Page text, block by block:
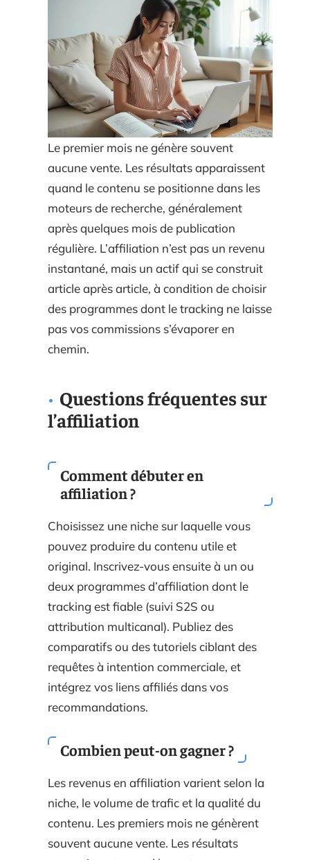
Le premier mois ne génère souvent
aucune vente. Les résultats apparaissent
quand le contenu se positionne dans les
moteurs de recherche, généralement
après quelques mois de publication
régulière. L’affiliation n’est pas un revenu
instantané, mais un actif qui se construit
article après article, à condition de choisir
des programmes dont le tracking ne laisse
pas vos commissions s’évaporer en
chemin.
Questions fréquentes sur
l’affiliation
Comment débuter en
affiliation ?
Choisissez une niche sur laquelle vous
pouvez produire du contenu utile et
original. Inscrivez-vous ensuite à un ou
deux programmes d’affiliation dont le
tracking est fiable (suivi S2S ou
attribution multicanal). Publiez des
comparatifs ou des tutoriels ciblant des
requêtes à intention commerciale, et
intégrez vos liens affiliés dans vos
recommandations.
Combien peut-on gagner ?
Les revenus en affiliation varient selon la
niche, le volume de trafic et la qualité du
contenu. Les premiers mois ne génèrent
souvent aucune vente. Les résultats